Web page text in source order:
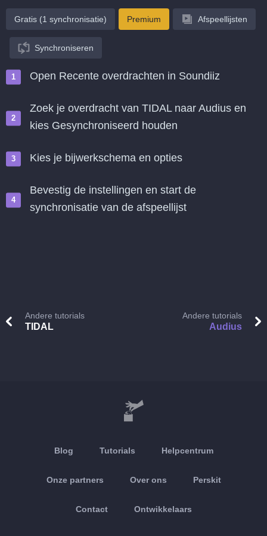
Gratis (1 synchronisatie) Premium Afspeellijsten
Synchroniseren
Open Recente overdrachten in Soundiiz
Zoek je overdracht van TIDAL naar Audius en
kies Gesynchroniseerd houden
Kies je bijwerkschema en opties
Bevestig de instellingen en start de
synchronisatie van de afspeellijst
Andere tutorials
TIDAL
Andere tutorials
Audius
Blog Tutorials Helpcentrum
Onze partners Over ons Perskit
Contact Ontwikkelaars